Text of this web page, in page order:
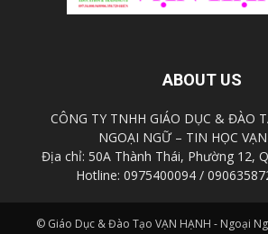
ABOUT US
CÔNG TY TNHH GIÁO DỤC & ĐÀO
NGOẠI NGỮ – TIN HỌC
Địa chỉ: 50A Thành Thái, Phường 12,
Hotline: 0975400094 /
© Giáo Dục & Đào Tạo VẠN HẠNH - Ngoại